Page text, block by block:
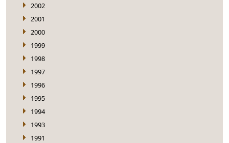
2002
2001
2000
1999
1998
1997
1996
1995
1994
1993
1991